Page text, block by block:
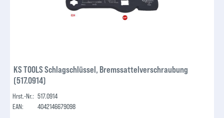
KS TOOLS Schlagschlüssel, Bremssattelverschraubung
(517.0914)
Hrst.-Nr.: 517.0914
EAN:
4042146679098